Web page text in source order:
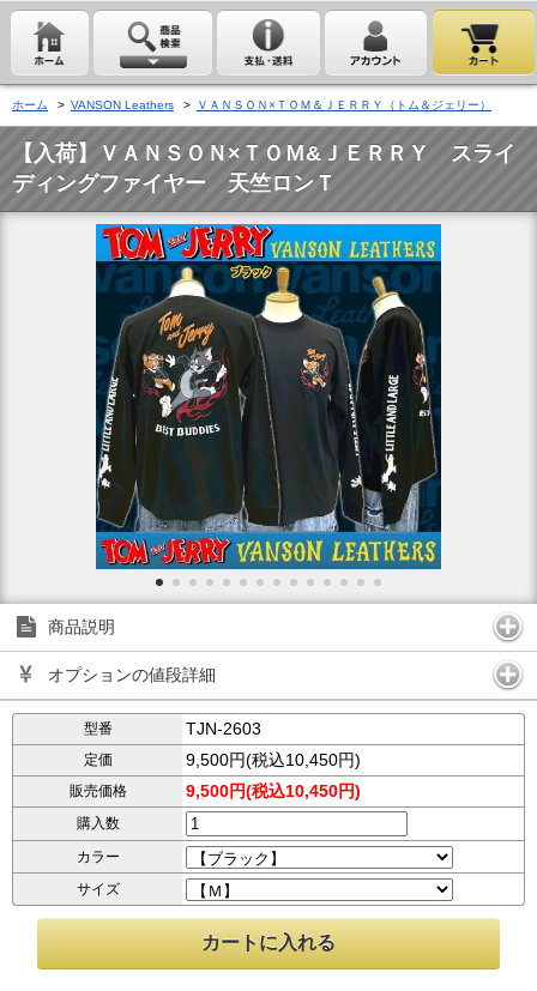
ホーム > VANSON Leathers > ＶＡＮＳＯＮ×ＴＯＭ＆ＪＥＲＲＹ（トム＆ジェリー）
【入荷】ＶＡＮＳＯＮ×ＴＯＭ&ＪＥＲＲＹ スライ
ディングファイヤー 天竺ロンＴ
商品説明
オプションの値段詳細
型番 TJN-2603
定価 9,500円(税込10,450円)
販売価格 9,500円(税込10,450円)
購入数
カラー
サイズ